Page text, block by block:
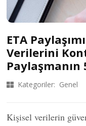
ETA
Verilerini
Paylaşmanın
Kategoriler: Genel
Kişisel verilerin